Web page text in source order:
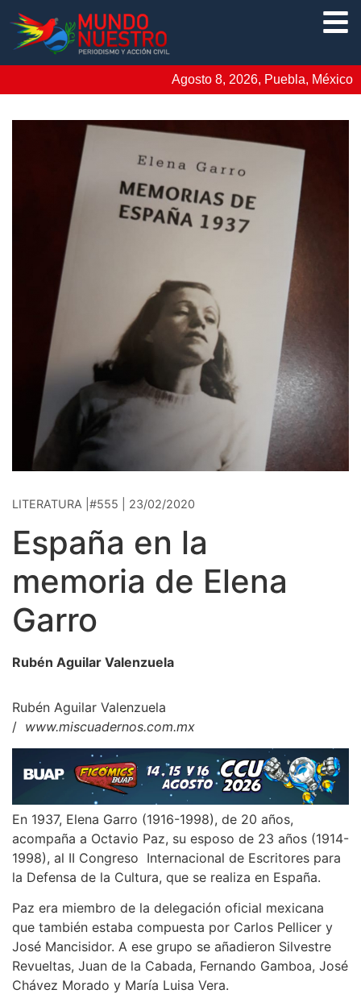
Agosto 8, 2026, Puebla, México
LITERATURA |#555 | 23/02/2020
España en la
memoria de Elena
Garro
Rubén Aguilar Valenzuela
Rubén Aguilar Valenzuela
/ www.miscuadernos.com.mx
En 1937, Elena Garro (1916-1998), de 20 años,
acompaña a Octavio Paz, su esposo de 23 años (1914-
1998), al II Congreso Internacional de Escritores para
la Defensa de la Cultura, que se realiza en España.
Paz era miembro de la delegación oficial mexicana
que también estaba compuesta por Carlos Pellicer y
José Mancisidor. A ese grupo se añadieron Silvestre
Revueltas, Juan de la Cabada, Fernando Gamboa, José
Chávez Morado y María Luisa Vera.